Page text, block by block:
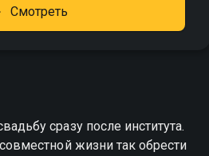
Смотреть
сразу после института.
жизни так обрести